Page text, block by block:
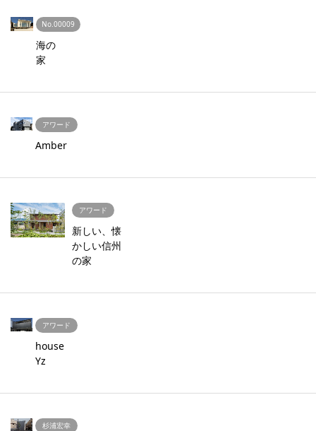
No.00009
海の
家
アワード
Amber
アワード
新しい、懐
かしい信州
の家
アワード
house
Yz
杉浦宏幸